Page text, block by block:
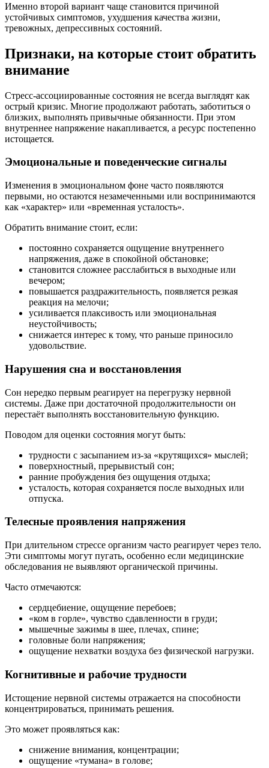
Именно второй вариант чаще становится причиной
устойчивых симптомов, ухудшения качества жизни,
тревожных, депрессивных состояний.
Признаки, на которые стоит обратить
внимание
Стресс-ассоциированные состояния не всегда выглядят как
острый кризис. Многие продолжают работать, заботиться о
близких, выполнять привычные обязанности. При этом
внутреннее напряжение накапливается, а ресурс постепенно
истощается.
Эмоциональные и поведенческие сигналы
Изменения в эмоциональном фоне часто появляются
первыми, но остаются незамеченными или воспринимаются
как «характер» или «временная усталость».
Обратить внимание стоит, если:
постоянно сохраняется ощущение внутреннего
напряжения, даже в спокойной обстановке;
становится сложнее расслабиться в выходные или
вечером;
повышается раздражительность, появляется резкая
реакция на мелочи;
усиливается плаксивость или эмоциональная
неустойчивость;
снижается интерес к тому, что раньше приносило
удовольствие.
Нарушения сна и восстановления
Сон нередко первым реагирует на перегрузку нервной
системы. Даже при достаточной продолжительности он
перестаёт выполнять восстановительную функцию.
Поводом для оценки состояния могут быть:
трудности с засыпанием из-за «крутящихся» мыслей;
поверхностный, прерывистый сон;
ранние пробуждения без ощущения отдыха;
усталость, которая сохраняется после выходных или
отпуска.
Телесные проявления напряжения
При длительном стрессе организм часто реагирует через тело.
Эти симптомы могут пугать, особенно если медицинские
обследования не выявляют органической причины.
Часто отмечаются:
сердцебиение, ощущение перебоев;
«ком в горле», чувство сдавленности в груди;
мышечные зажимы в шее, плечах, спине;
головные боли напряжения;
ощущение нехватки воздуха без физической нагрузки.
Когнитивные и рабочие трудности
Истощение нервной системы отражается на способности
концентрироваться, принимать решения.
Это может проявляться как:
снижение внимания, концентрации;
ощущение «тумана» в голове;